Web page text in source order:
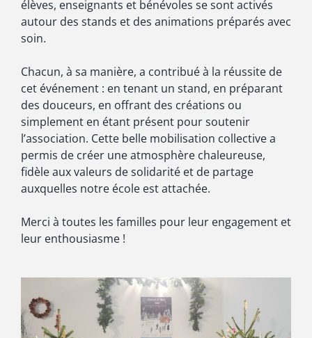
élèves, enseignants et bénévoles se sont activés
autour des stands et des animations préparés avec
soin.
Chacun, à sa manière, a contribué à la réussite de
cet événement : en tenant un stand, en préparant
des douceurs, en offrant des créations ou
simplement en étant présent pour soutenir
l’association. Cette belle mobilisation collective a
permis de créer une atmosphère chaleureuse,
fidèle aux valeurs de solidarité et de partage
auxquelles notre école est attachée.
Merci à toutes les familles pour leur engagement et
leur enthousiasme !